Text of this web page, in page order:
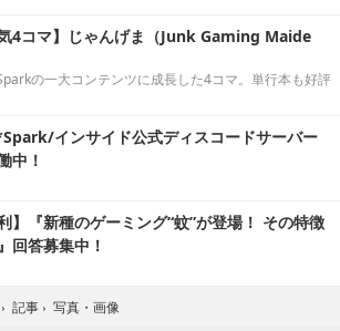
気4コマ】じゃんげま（Junk Gaming Maide
の一大コンテンツに成長した4コマ。単行本も好評
インサイド公式ディスコードサーバー
中！
利】『新種のゲーミング“蚊”が登場！ その特徴
回答募集中！
› 記事 › 写真・画像